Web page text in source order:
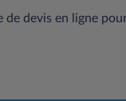
de devis en ligne